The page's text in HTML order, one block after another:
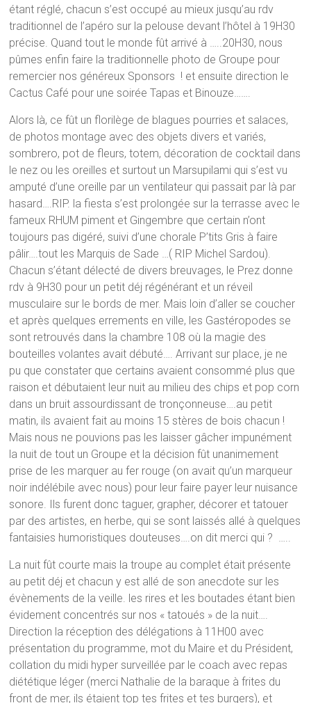
étant réglé, chacun s’est occupé au mieux jusqu’au rdv
traditionnel de l’apéro sur la pelouse devant l’hôtel à 19H30
précise. Quand tout le monde fût arrivé à …..20H30, nous
pûmes enfin faire la traditionnelle photo de Groupe pour
remercier nos généreux Sponsors ! et ensuite direction le
Cactus Café pour une soirée Tapas et Binouze…….
Alors là, ce fût un florilège de blagues pourries et salaces,
de photos montage avec des objets divers et variés,
sombrero, pot de fleurs, totem, décoration de cocktail dans
le nez ou les oreilles et surtout un Marsupilami qui s’est vu
amputé d’une oreille par un ventilateur qui passait par là par
hasard….RIP. la fiesta s’est prolongée sur la terrasse avec le
fameux RHUM piment et Gingembre que certain n’ont
toujours pas digéré, suivi d’une chorale P’tits Gris à faire
pâlir….tout les Marquis de Sade …( RIP Michel Sardou).
Chacun s’étant délecté de divers breuvages, le Prez donne
rdv à 9H30 pour un petit déj régénérant et un réveil
musculaire sur le bords de mer. Mais loin d’aller se coucher
et après quelques errements en ville, les Gastéropodes se
sont retrouvés dans la chambre 108 où la magie des
bouteilles volantes avait débuté…. Arrivant sur place, je ne
pu que constater que certains avaient consommé plus que
raison et débutaient leur nuit au milieu des chips et pop corn
dans un bruit assourdissant de tronçonneuse….au petit
matin, ils avaient fait au moins 15 stères de bois chacun !
Mais nous ne pouvions pas les laisser gâcher impunément
la nuit de tout un Groupe et la décision fût unanimement
prise de les marquer au fer rouge (on avait qu’un marqueur
noir indélébile avec nous) pour leur faire payer leur nuisance
sonore. Ils furent donc taguer, grapher, décorer et tatouer
par des artistes, en herbe, qui se sont laissés allé à quelques
fantaisies humoristiques douteuses….on dit merci qui ? …..
La nuit fût courte mais la troupe au complet était présente
au petit déj et chacun y est allé de son anecdote sur les
évènements de la veille. les rires et les boutades étant bien
évidement concentrés sur nos « tatoués » de la nuit….
Direction la réception des délégations à 11H00 avec
présentation du programme, mot du Maire et du Président,
collation du midi hyper surveillée par le coach avec repas
diététique léger (merci Nathalie de la baraque à frites du
front de mer, ils étaient top tes frites et tes burgers), et